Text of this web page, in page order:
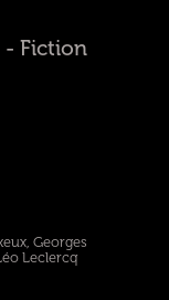
- Fiction
Georges
Leclercq